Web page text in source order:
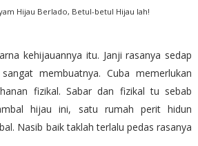
Hijau Berlado, Betul-betul Hijau lah!
kehijauannya itu. Janji rasanya sedap
membuatnya. Cuba memerlukan
fizikal. Sabar dan fizikal tu sebab
hijau ini, satu rumah perit hidun
Nasib baik taklah terlalu pedas rasanya